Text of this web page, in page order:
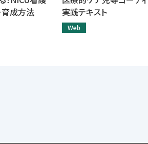
育成方法
実践テキスト
Web